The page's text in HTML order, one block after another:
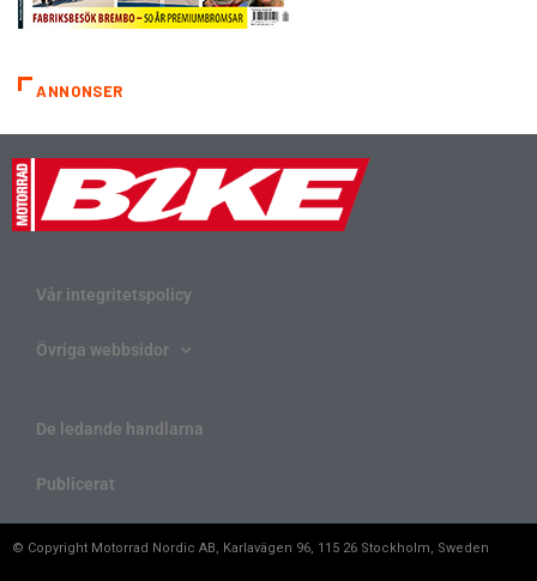
ANNONSER
Vår integritetspolicy
Övriga webbsidor
De ledande handlarna
Publicerat
© Copyright Motorrad Nordic AB, Karlavägen 96, 115 26 Stockholm, Sweden